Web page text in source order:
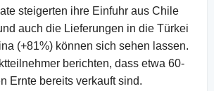
steigerten ihre Einfuhr aus Chile
auch die Lieferungen in die Türkei
(+81%) können sich sehen lassen.
berichten, dass etwa 60-
Ernte bereits verkauft sind.